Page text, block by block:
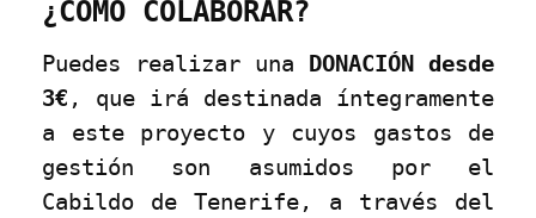
¿CÓMO COLABORAR?
Puedes realizar una
DONACIÓN desde
3€ , que irá destinada íntegramente
a este proyecto y cuyos gastos de
gestión son asumidos por el
Cabildo de Tenerife, a través del